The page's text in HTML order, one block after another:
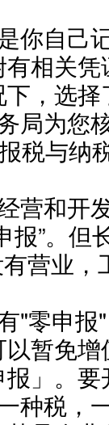
你自己
相关
，选
局为您
税与
营和开
报”。但
营业
"零申
暂免
」。
种税，